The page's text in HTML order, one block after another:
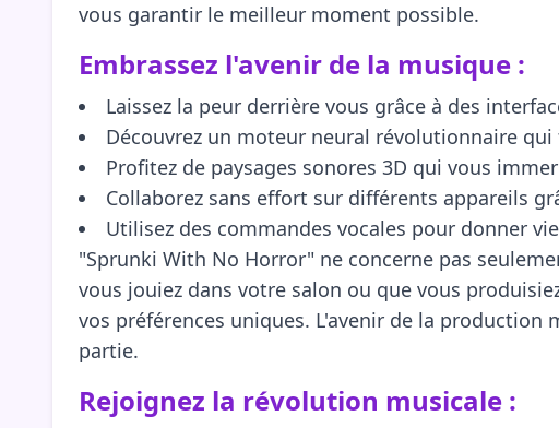
vous garantir le meilleur moment possible.
Embrassez l'avenir de la musique :
Laissez la peur derrière vous grâce à des
Découvrez un moteur neural révolutionnaire
Profitez de paysages sonores 3D qui vous
Collaborez sans effort sur différents appareils
Utilisez des commandes vocales pour donner
"Sprunki With No Horror" ne concerne pas
vous jouiez dans votre salon ou que vous
vos préférences uniques. L'avenir de la
partie.
Rejoignez la révolution musicale :